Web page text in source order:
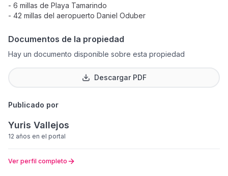
- 6 millas de Playa Tamarindo
- 42 millas del aeropuerto Daniel Oduber
Documentos de la propiedad
Hay un documento disponible sobre esta propiedad
Descargar PDF
Publicado por
Yuris Vallejos
12 años en el portal
Ver perfil completo